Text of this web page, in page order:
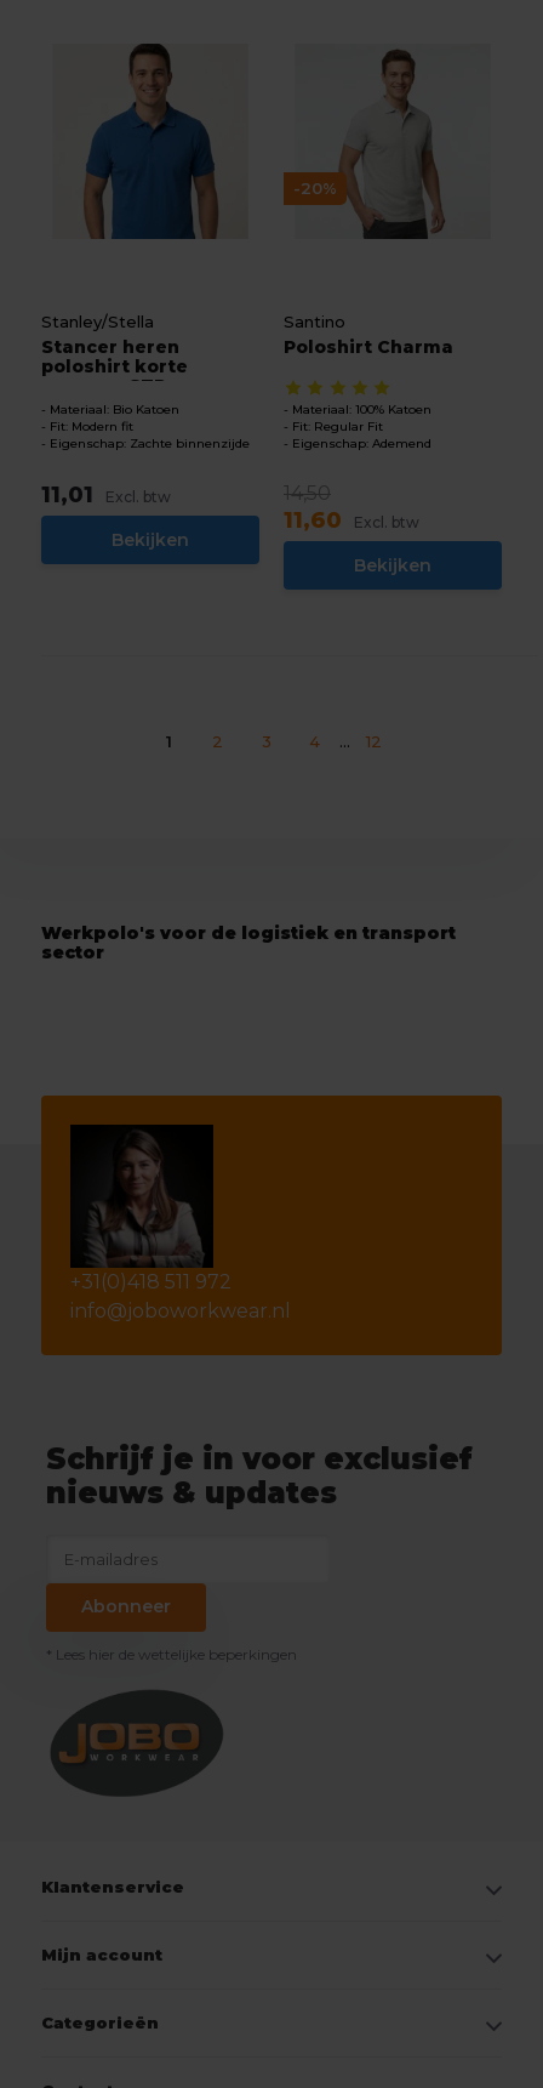
Stanley/Stella
Stancer heren
poloshirt korte
mouwen STP...
Materiaal: Bio Katoen
Fit: Modern fit
Eigenschap: Zachte binnenzijde
11,01 Excl. btw
Bekijken
-20%
Santino
Poloshirt Charma
Materiaal: 100% Katoen
Fit: Regular Fit
Eigenschap: Ademend
14,50
11,60 Excl. btw
Bekijken
1 2 3 4 ... 12
Werkpolo's voor de logistiek en transport
sector
+31(0)418 511 972
info@joboworkwear.nl
Schrijf je in voor exclusief
nieuws & updates
Abonneer
* Lees hier de wettelijke beperkingen
Klantenservice
Mijn account
Categorieën